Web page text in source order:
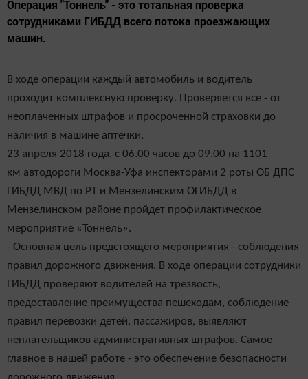
Операция "Тоннель" - это тотальная проверка
сотрудниками ГИБДД всего потока проезжающих
машин.
В ходе операции каждый автомобиль и водитель
проходит комплексную проверку. Проверяется все - от
неоплаченных штрафов и просроченной страховки до
наличия в машине аптечки.
23 апреля 2018 года, с 06.00 часов до 09.00 на 1101
км автодороги Москва-Уфа инспекторами 2 роты ОБ ДПС
ГИБДД МВД по РТ и Мензелинским ОГИБДД в
Мензелинском районе пройдет профилактическое
мероприятие «Тоннель».
- Основная цель предстоящего мероприятия - соблюдения
правил дорожного движения. В ходе операции сотрудники
ГИБДД проверяют водителей на трезвость,
предоставление преимущества пешеходам, соблюдение
правил перевозки детей, пассажиров, выявляют
неплательщиков административных штрафов. Самое
главное в нашей работе - это обеспечение безопасности